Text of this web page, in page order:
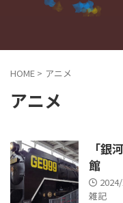
HOME > アニメ
アニメ
「銀
館
雑記